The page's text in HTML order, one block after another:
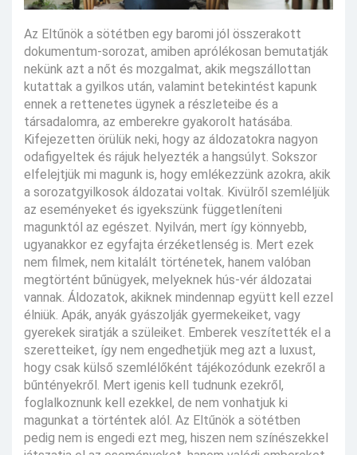
Az Eltűnök a sötétben egy baromi jól összerakott
dokumentum-sorozat, amiben aprólékosan bemutatják
nekünk azt a nőt és mozgalmat, akik megszállottan
kutattak a gyilkos után, valamint betekintést kapunk
ennek a rettenetes ügynek a részleteibe és a
társadalomra, az emberekre gyakorolt hatásába.
Kifejezetten örülük neki, hogy az áldozatokra nagyon
odafigyeltek és rájuk helyezték a hangsúlyt. Sokszor
elfelejtjük mi magunk is, hogy emlékezzünk azokra, akik
a sorozatgyilkosok áldozatai voltak. Kivülről szemléljük
az eseményeket és igyekszünk függetleníteni
magunktól az egészet. Nyilván, mert így könnyebb,
ugyanakkor ez egyfajta érzéketlenség is. Mert ezek
nem filmek, nem kitalált történetek, hanem valóban
megtörtént bűnügyek, melyeknek hús-vér áldozatai
vannak. Áldozatok, akiknek mindennap együtt kell ezzel
élniük. Apák, anyák gyászolják gyermekeiket, vagy
gyerekek siratják a szüleiket. Emberek veszítették el a
szeretteiket, így nem engedhetjük meg azt a luxust,
hogy csak külső szemlélőként tájékozódunk ezekről a
bűntényekről. Mert igenis kell tudnunk ezekről,
foglalkoznunk kell ezekkel, de nem vonhatjuk ki
magunkat a történtek alól. Az Eltűnök a sötétben
pedig nem is engedi ezt meg, hiszen nem színészekkel